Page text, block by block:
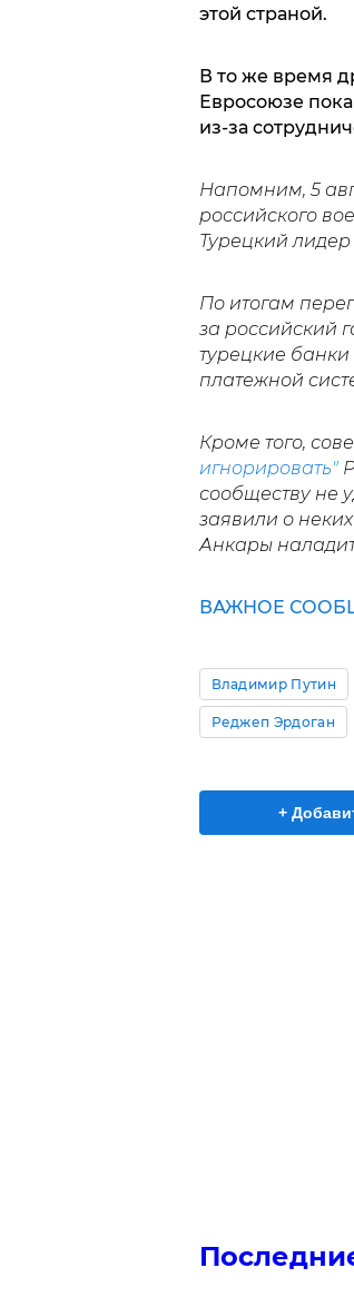
этой страной.
В то же время
Евросоюзе
из-за
Напомним, 5
российского
Турецкий лидер
По итогам
за российский
турецкие
платежной
Кроме того,
игнорировать"
сообществу не
заявили о
Анкары
ВАЖНОЕ
Владимир Путин
Реджеп Эрдоган
+